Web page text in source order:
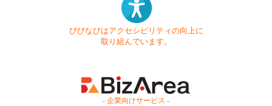
びびなびはアクセシビリティの向上に
取り組んでいます。
- 企業向けサービス -